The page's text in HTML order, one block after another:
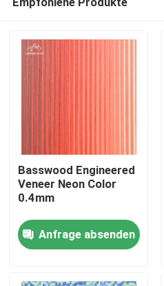
Zu Hause
Basswood Engineered
Veneer Neon Color
0.4mm
Anfrage absenden